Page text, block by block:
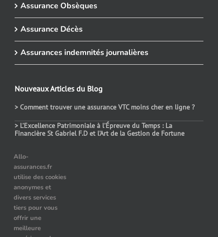
Nouveaux Articles du Blog
> Comment trouver une assurance VTC moins cher en ligne ?
> L’Excellence Patrimoniale à l’Épreuve du Temps : La
Financière St Gabriel F.D et l’Art de la Gestion de Fortune
> Le prix des assurances pour les véhicules hybrides : comment
choisir ?
> Quelle assurance auto après résiliation pour alcoolémie ?
Assurance Obsèques
Assurance Décès
Assurances indemnités journalières
Nos Partenaires
Allo-
assurances.fr
utilise des cookies
anonymes et
divers services
tiers pour vous
offrir une
meilleure